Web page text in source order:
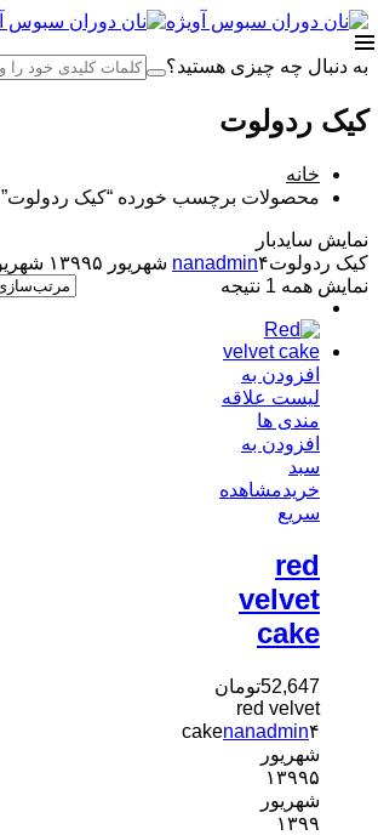
به دنبال چه چیزی هستید؟
کیک ردولوت
خانه
محصولات برچسب خورده “کیک ردولوت”
نمایش سایدبار
کیک ردولوت
nanadmin۴ شهریور ۱۳۹۹
۵ شهریور ۱۳۹۹
نمایش همه 1 نتیجه
افزودن به
لیست علاقه
مندی ها
افزودن به
سبد
خریدمشاهده
سریع
red
velvet
cake
52,647تومان
red velvet
cakenanadmin۴
شهریور
۱۳۹۹۵
شهریور
۱۳۹۹